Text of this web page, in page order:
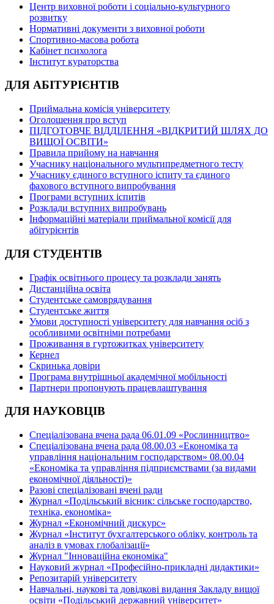
Центр виховної роботи і соціально-культурного
розвитку
Нормативні документи з виховної роботи
Спортивно-масова робота
Кабінет психолога
Інститут кураторства
ДЛЯ АБІТУРІЄНТІВ
Приймальна комісія університету
Оголошення про вступ
ПІДГОТОВЧЕ ВІДДІЛЕННЯ «ВІДКРИТИЙ ШЛЯХ ДО
ВИЩОЇ ОСВІТИ»
Правила прийому на навчання
Учаснику національного мультипредметного тесту
Учаснику єдиного вступного іспиту та єдиного
фахового вступного випробування
Програми вступних іспитів
Розклади вступних випробувань
Інформаційні матеріали приймальної комісії для
абітурієнтів
ДЛЯ СТУДЕНТІВ
Графік освітнього процесу та розклади занять
Дистанційна освіта
Студентське самоврядування
Студентське життя
Умови доступності університету для навчання осіб з
особливими освітніми потребами
Проживання в гуртожитках університету
Кернел
Скринька довіри
Програма внутрішньої академічної мобільності
Партнери пропонують працевлаштування
ДЛЯ НАУКОВЦІВ
Спеціалізована вчена рада 06.01.09 «Рослинництво»
Спеціалізована вчена рада 08.00.03 «Економіка та
управління національним господарством» 08.00.04
«Економіка та управління підприємствами (за видами
економічної діяльності)»
Разові спеціалізовані вчені ради
Журнал «Подільський вісник: сільське господарство,
техніка, економіка»
Журнал «Економічний дискурс»
Журнал «Інститут бухгалтерського обліку, контроль та
аналіз в умовах глобалізації»
Журнал "Інноваційна економіка"
Науковий журнал «Професійно-прикладні дидактики»
Репозитарій університету
Навчальні, наукові та довідкові видання Закладу вищої
освіти «Подільський державний університет»